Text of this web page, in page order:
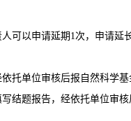
可以申请延期1次，申请延
托单位审核后报自然科学基
结题报告，经依托单位审